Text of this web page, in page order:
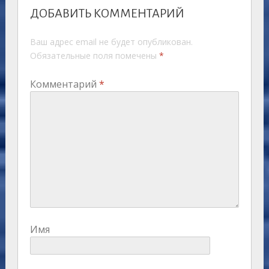
ДОБАВИТЬ КОММЕНТАРИЙ
Ваш адрес email не будет опубликован.
Обязательные поля помечены *
Комментарий *
Имя